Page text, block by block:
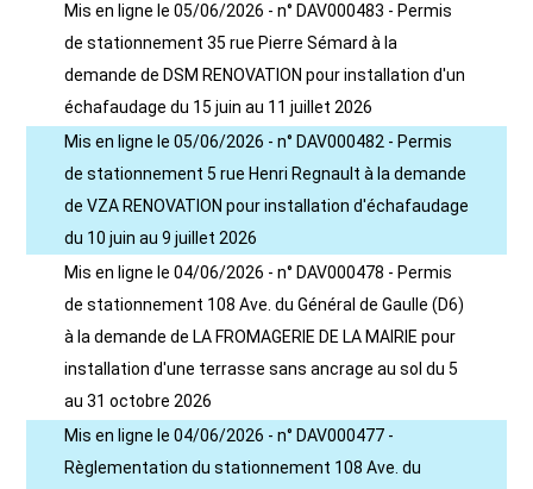
Mis en ligne le 05/06/2026 - n° DAV000483 - Permis
de stationnement 35 rue Pierre Sémard à la
demande de DSM RENOVATION pour installation d'un
échafaudage du 15 juin au 11 juillet 2026
Mis en ligne le 05/06/2026 - n° DAV000482 - Permis
de stationnement 5 rue Henri Regnault à la demande
de VZA RENOVATION pour installation d'échafaudage
du 10 juin au 9 juillet 2026
Mis en ligne le 04/06/2026 - n° DAV000478 - Permis
de stationnement 108 Ave. du Général de Gaulle (D6)
à la demande de LA FROMAGERIE DE LA MAIRIE pour
installation d'une terrasse sans ancrage au sol du 5
au 31 octobre 2026
Mis en ligne le 04/06/2026 - n° DAV000477 -
Règlementation du stationnement 108 Ave. du